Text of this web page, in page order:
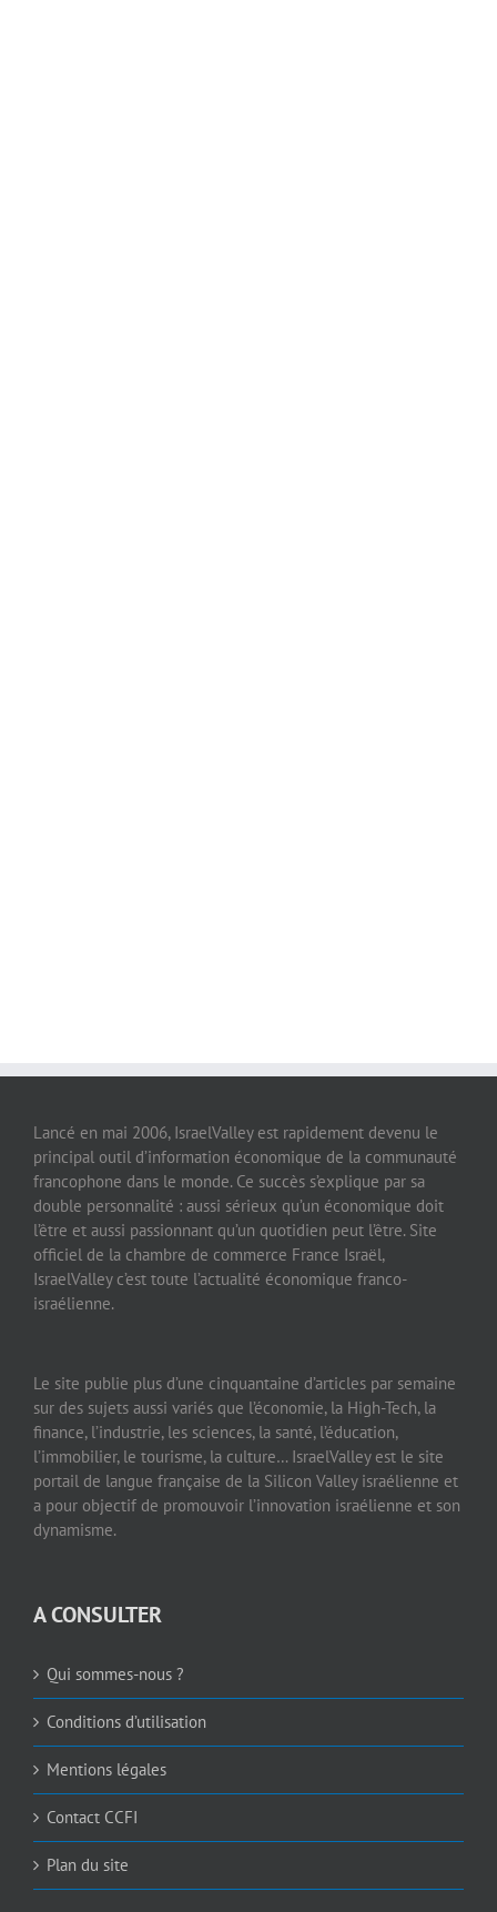
Lancé en mai 2006, IsraelValley est rapidement devenu le
principal outil d’information économique de la communauté
francophone dans le monde. Ce succès s’explique par sa
double personnalité : aussi sérieux qu’un économique doit
l’être et aussi passionnant qu’un quotidien peut l’être. Site
officiel de la chambre de commerce France Israël,
IsraelValley c’est toute l’actualité économique franco-
israélienne.
Le site publie plus d’une cinquantaine d’articles par semaine
sur des sujets aussi variés que l’économie, la High-Tech, la
finance, l’industrie, les sciences, la santé, l’éducation,
l’immobilier, le tourisme, la culture… IsraelValley est le site
portail de langue française de la Silicon Valley israélienne et
a pour objectif de promouvoir l’innovation israélienne et son
dynamisme.
A CONSULTER
Qui sommes-nous ?
Conditions d’utilisation
Mentions légales
Contact CCFI
Plan du site